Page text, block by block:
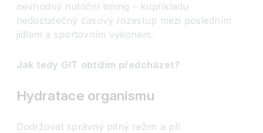
nevhodný nutriční timing – kupříkladu
nedostatečný časový rozestup mezi posledním
jídlem a sportovním výkonem.
Jak tedy GIT obtížím předcházet?
Hydratace organismu
Dodržovat správný pitný režim a při